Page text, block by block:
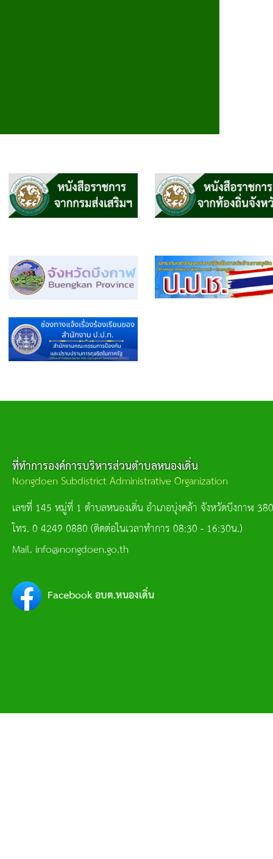
ที่ทำการองค์การบริหารส่วนตำบลหนองเดิ่น
Nongdoen Subdistrict Administrative Organization
เลขที่ 145 หมู่ที่ 1 ตำบลหนองเดิ่น อำเภอบุ่งคล้า จังหวัดบึงกาฬ
โทร. 0 4249 0880 (ติดต่อในเวลาทำการ 08:30 - 16:30น.)
Mail. info@nongdoen.go.th
Facebook อบต.หนองเดิ่น